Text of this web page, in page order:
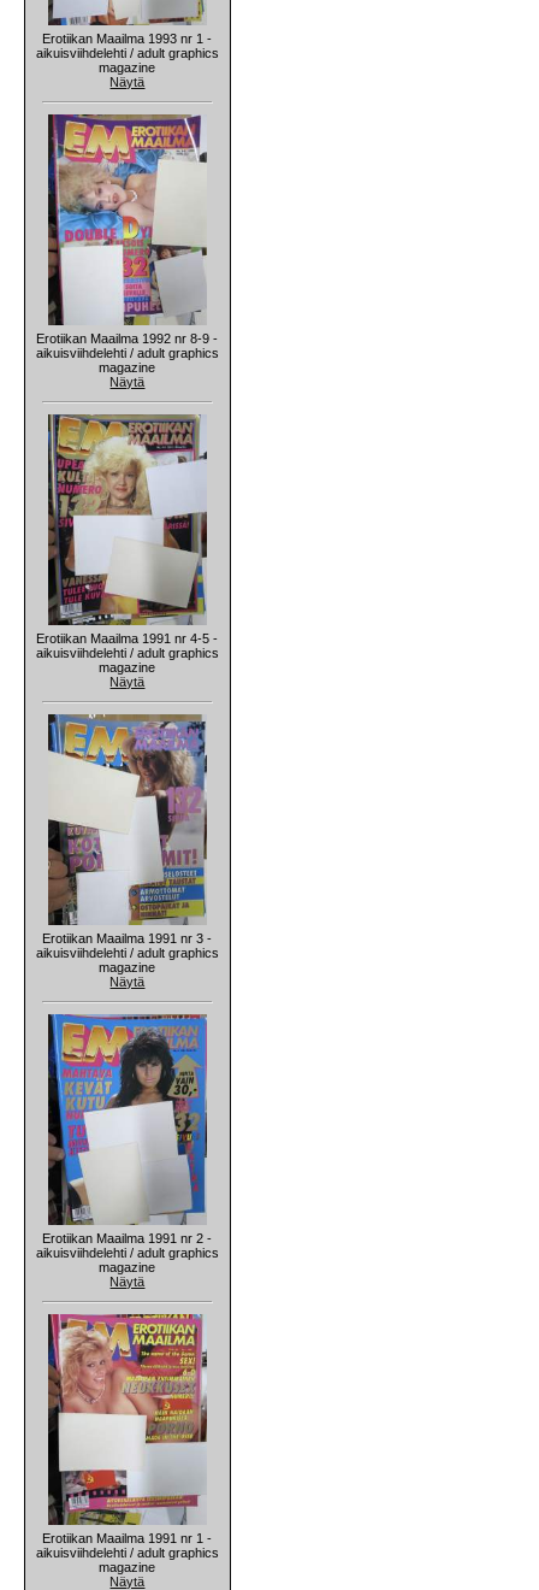
Erotiikan Maailma 1993 nr 1 -
aikuisviihdelehti / adult graphics
magazine
Näytä
Erotiikan Maailma 1992 nr 8-9 -
aikuisviihdelehti / adult graphics
magazine
Näytä
Erotiikan Maailma 1991 nr 4-5 -
aikuisviihdelehti / adult graphics
magazine
Näytä
Erotiikan Maailma 1991 nr 3 -
aikuisviihdelehti / adult graphics
magazine
Näytä
Erotiikan Maailma 1991 nr 2 -
aikuisviihdelehti / adult graphics
magazine
Näytä
Erotiikan Maailma 1991 nr 1 -
aikuisviihdelehti / adult graphics
magazine
Näytä